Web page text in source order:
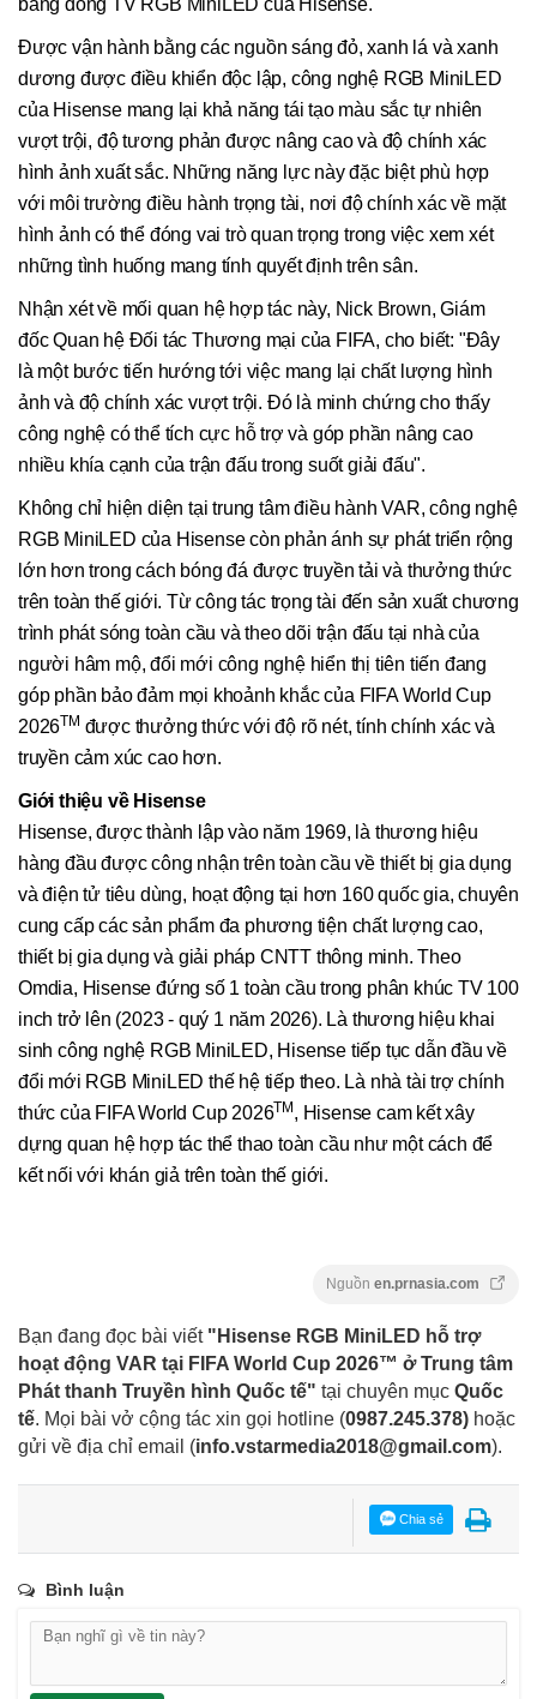
bằng dòng TV RGB MiniLED của Hisense.
Được vận hành bằng các nguồn sáng đỏ, xanh lá và xanh
dương được điều khiển độc lập, công nghệ RGB MiniLED
của Hisense mang lại khả năng tái tạo màu sắc tự nhiên
vượt trội, độ tương phản được nâng cao và độ chính xác
hình ảnh xuất sắc. Những năng lực này đặc biệt phù hợp
với môi trường điều hành trọng tài, nơi độ chính xác về mặt
hình ảnh có thể đóng vai trò quan trọng trong việc xem xét
những tình huống mang tính quyết định trên sân.
Nhận xét về mối quan hệ hợp tác này, Nick Brown, Giám
đốc Quan hệ Đối tác Thương mại của FIFA, cho biết: "Đây
là một bước tiến hướng tới việc mang lại chất lượng hình
ảnh và độ chính xác vượt trội. Đó là minh chứng cho thấy
công nghệ có thể tích cực hỗ trợ và góp phần nâng cao
nhiều khía cạnh của trận đấu trong suốt giải đấu".
Không chỉ hiện diện tại trung tâm điều hành VAR, công nghệ
RGB MiniLED của Hisense còn phản ánh sự phát triển rộng
lớn hơn trong cách bóng đá được truyền tải và thưởng thức
trên toàn thế giới. Từ công tác trọng tài đến sản xuất chương
trình phát sóng toàn cầu và theo dõi trận đấu tại nhà của
người hâm mộ, đổi mới công nghệ hiển thị tiên tiến đang
góp phần bảo đảm mọi khoảnh khắc của FIFA World Cup
2026TM được thưởng thức với độ rõ nét, tính chính xác và
truyền cảm xúc cao hơn.
Giới thiệu về Hisense
Hisense, được thành lập vào năm 1969, là thương hiệu
hàng đầu được công nhận trên toàn cầu về thiết bị gia dụng
và điện tử tiêu dùng, hoạt động tại hơn 160 quốc gia, chuyên
cung cấp các sản phẩm đa phương tiện chất lượng cao,
thiết bị gia dụng và giải pháp CNTT thông minh. Theo
Omdia, Hisense đứng số 1 toàn cầu trong phân khúc TV 100
inch trở lên (2023 - quý 1 năm 2026). Là thương hiệu khai
sinh công nghệ RGB MiniLED, Hisense tiếp tục dẫn đầu về
đổi mới RGB MiniLED thế hệ tiếp theo. Là nhà tài trợ chính
thức của FIFA World Cup 2026TM , Hisense cam kết xây
dựng quan hệ hợp tác thể thao toàn cầu như một cách để
kết nối với khán giả trên toàn thế giới.
Nguồn en.prnasia.com
Bạn đang đọc bài viết "Hisense RGB MiniLED hỗ trợ
hoạt động VAR tại FIFA World Cup 2026™ ở Trung tâm
Phát thanh Truyền hình Quốc tế" tại chuyên mục Quốc
tế. Mọi bài vở cộng tác xin gọi hotline (0987.245.378) hoặc
gửi về địa chỉ email (info.vstarmedia2018@gmail.com).
Chia sẻ
Bình luận